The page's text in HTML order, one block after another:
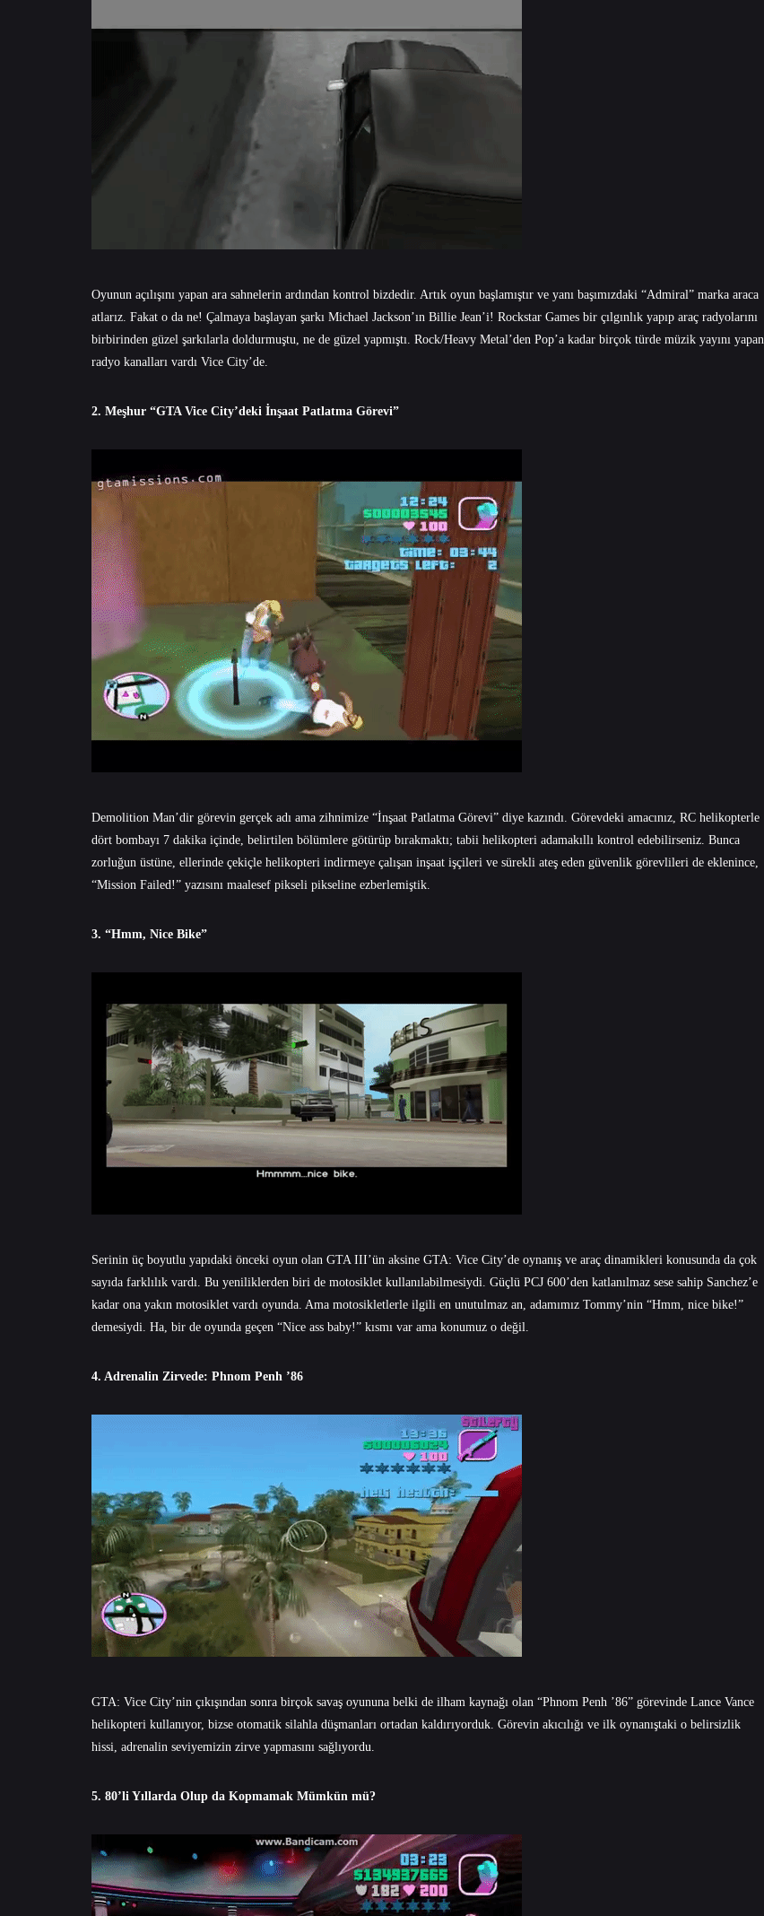
Oyunun açılışını yapan ara sahnelerin ardından kontrol bizdedir. Artık oyun başlamıştır ve yanı başımızdaki “Admiral” marka araca
atlarız. Fakat o da ne! Çalmaya başlayan şarkı Michael Jackson’ın Billie Jean’i! Rockstar Games bir çılgınlık yapıp araç radyolarını
birbirinden güzel şarkılarla doldurmuştu, ne de güzel yapmıştı. Rock/Heavy Metal’den Pop’a kadar birçok türde müzik yayını yapan
radyo kanalları vardı Vice City’de.
2. Meşhur “GTA Vice City’deki İnşaat Patlatma Görevi”
Demolition Man’dir görevin gerçek adı ama zihnimize “İnşaat Patlatma Görevi” diye kazındı. Görevdeki amacınız, RC helikopterle
dört bombayı 7 dakika içinde, belirtilen bölümlere götürüp bırakmaktı; tabii helikopteri adamakıllı kontrol edebilirseniz. Bunca
zorluğun üstüne, ellerinde çekiçle helikopteri indirmeye çalışan inşaat işçileri ve sürekli ateş eden güvenlik görevlileri de eklenince,
“Mission Failed!” yazısını maalesef pikseli pikseline ezberlemiştik.
3. “Hmm, Nice Bike”
Serinin üç boyutlu yapıdaki önceki oyun olan GTA III’ün aksine GTA: Vice City’de oynanış ve araç dinamikleri konusunda da çok
sayıda farklılık vardı. Bu yeniliklerden biri de motosiklet kullanılabilmesiydi. Güçlü PCJ 600’den katlanılmaz sese sahip Sanchez’e
kadar ona yakın motosiklet vardı oyunda. Ama motosikletlerle ilgili en unutulmaz an, adamımız Tommy’nin “Hmm, nice bike!”
demesiydi. Ha, bir de oyunda geçen “Nice ass baby!” kısmı var ama konumuz o değil.
4. Adrenalin Zirvede: Phnom Penh ’86
GTA: Vice City’nin çıkışından sonra birçok savaş oyununa belki de ilham kaynağı olan “Phnom Penh ’86” görevinde Lance Vance
helikopteri kullanıyor, bizse otomatik silahla düşmanları ortadan kaldırıyorduk. Görevin akıcılığı ve ilk oynanıştaki o belirsizlik
hissi, adrenalin seviyemizin zirve yapmasını sağlıyordu.
5. 80’li Yıllarda Olup da Kopmamak Mümkün mü?